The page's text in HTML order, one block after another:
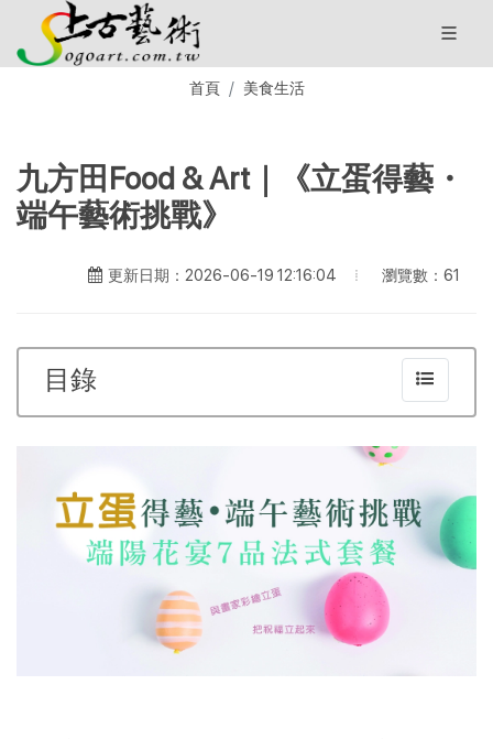
首頁 美食生活
九方田Food & Art｜《立蛋得藝・
端午藝術挑戰》
更新日期：2026-06-19 12:16:04 瀏覽數：61
目錄